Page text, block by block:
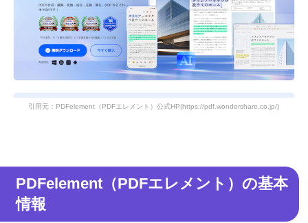
引用元：PDFelement（PDFエレメント）公式HP(https://pdf.wondershare.co.jp/)
PDFelement（PDFエレメント）の基本
情報